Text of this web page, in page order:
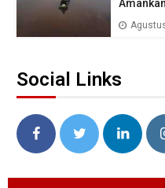
Social Links